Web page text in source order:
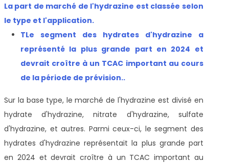
La part de marché de l'hydrazine est classée selon
le type et l'application.
TLe segment des hydrates d'hydrazine a
représenté la plus grande part en 2024 et
devrait croître à un TCAC important au cours
de la période de prévision..
Sur la base type, le marché de l'hydrazine est divisé en
hydrate d'hydrazine, nitrate d'hydrazine, sulfate
d'hydrazine, et autres. Parmi ceux-ci, le segment des
hydrates d'hydrazine représentait la plus grande part
en 2024 et devrait croître à un TCAC important au